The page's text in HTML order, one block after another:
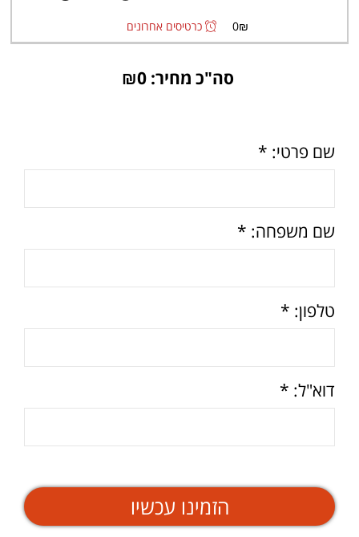
₪
0 כרטיסים אחרונים
סה"כ מחיר: ₪0
שם פרטי: *
שם משפחה: *
טלפון: *
דוא"ל: *
הזמינו עכשיו